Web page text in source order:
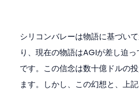
シリコンバレーは物語に基づい
り、現在の物語はAGIが差し迫
です。この信念は数十億ドルの
ます。しかし、この幻想と、上